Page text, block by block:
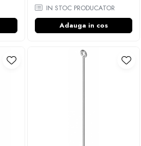
IN STOC PRODUCATOR
Adauga in cos